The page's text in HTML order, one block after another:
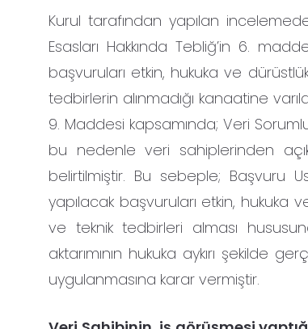
Kurul tarafından yapılan
Esasları Hakkında Tebliğ’in 6.
başvuruları etkin, hukuka ve
tedbirlerin alınmadığı kanaatine
9. Maddesi kapsamında; Veri
bu nedenle veri sahiplerinden açık
belirtilmiştir. Bu sebeple; Başvuru
yapılacak başvuruları etkin, hukuka
ve teknik tedbirleri alması
aktarımının hukuka aykırı şekilde
uygulanmasına karar vermiştir.